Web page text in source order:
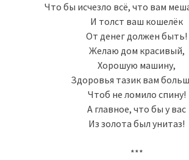
Что бы исчезло всё, что вам
И толст ваш кошелёк
От денег должен быть!
Желаю дом красивый,
Хорошую машину,
Здоровья тазик вам
Чтоб не ломило спину!
А главное, что бы у вас
Из золота был унитаз!
***